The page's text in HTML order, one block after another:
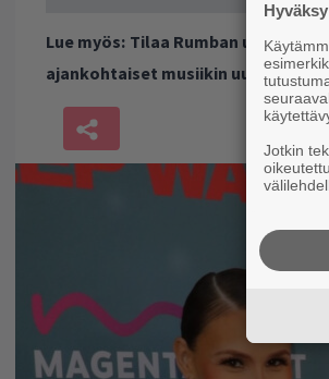
Lue myös: Tilaa Rumban uutiskirje
ajankohtaiset musiikin uutiset ja
Jotkin